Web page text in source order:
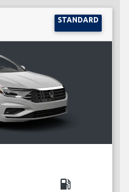
STANDARD
local_gas_station